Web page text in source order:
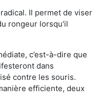
Il permet de viser
rongeur lorsqu'il
c’est-à-dire que
dans
contre les souris.
efficiente, deux